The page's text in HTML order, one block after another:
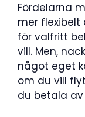
Fördelarna
mer flexibelt
för valfritt
vill. Men,
något eget
om du vill
du betala